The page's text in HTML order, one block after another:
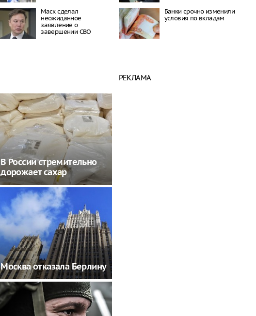
Маск сделал
неожиданное
заявление о
завершении СВО
Банки срочно изменили
условия по вкладам
В России стремительно
дорожает сахар
Москва отказала Берлину
РЕКЛАМА